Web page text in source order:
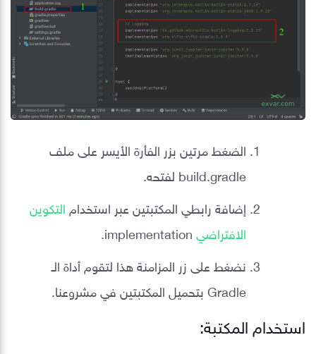
الضغط مرتين بزر الفأرة الأيسر على ملف
build.gradle لفتحه.
إضافة رابطي المكتبتين عبر استخدام التكوين
الافتراضيimplementation.
نضغط على زر المزامنة هذا لتقوم أداة الـ
Gradle بتحميل المكتبتين في مشروعنا.
استخدام المكتبة: